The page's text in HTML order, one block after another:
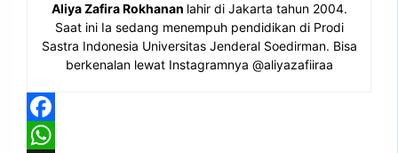
Aliya Zafira Rokhanan lahir di Jakarta tahun 2004.
Saat ini Ia sedang menempuh pendidikan di Prodi
Sastra Indonesia Universitas Jenderal Soedirman. Bisa
berkenalan lewat Instagramnya @aliyazafiiraa
Facebook